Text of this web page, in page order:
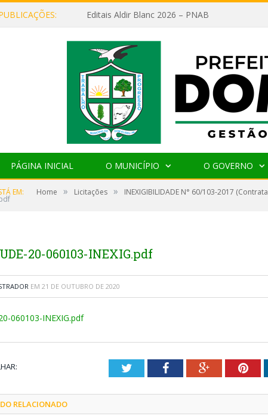
Editais Aldir Blanc 2026 – PNAB
PÁGINA INICIAL O MUNICÍPIO O GOVERNO
EM: Home » Licitações » INEXIGIBILIDADE N° 60/103-2017
20-060103-INEXIG.pdf
EM 21 DE OUTUBRO DE 2020
060103-INEXIG.pdf
TwitterFacebookGoogle+
RELACIONADO